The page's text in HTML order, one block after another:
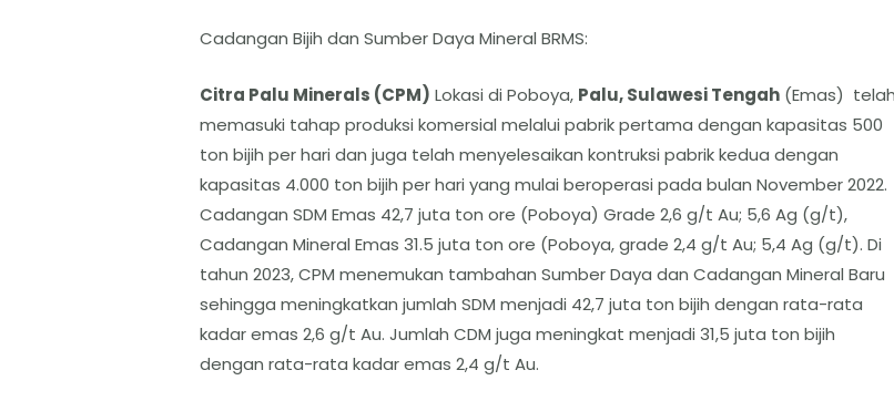
Cadangan Bijih dan Sumber Daya Mineral BRMS:
Citra Palu Minerals (CPM) Lokasi di Poboya, Palu, Sulawesi Tengah(Emas) telah
memasuki tahap produksi komersial melalui pabrik pertama dengan kapasitas 500
ton bijih per hari dan juga telah menyelesaikan kontruksi pabrik kedua dengan
kapasitas 4.000 ton bijih per hari yang mulai beroperasi pada bulan November 2022.
Cadangan SDM Emas 42,7 juta ton ore (Poboya) Grade 2,6 g/t Au; 5,6 Ag (g/t),
Cadangan Mineral Emas 31.5 juta ton ore (Poboya, grade 2,4 g/t Au; 5,4 Ag (g/t). Di
tahun 2023, CPM menemukan tambahan Sumber Daya dan Cadangan Mineral Baru
sehingga meningkatkan jumlah SDM menjadi 42,7 juta ton bijih dengan rata-rata
kadar emas 2,6 g/t Au. Jumlah CDM juga meningkat menjadi 31,5 juta ton bijih
dengan rata-rata kadar emas 2,4 g/t Au.